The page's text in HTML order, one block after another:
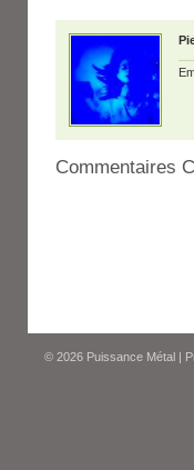
Commentaires
© 2026 Puissance Métal |